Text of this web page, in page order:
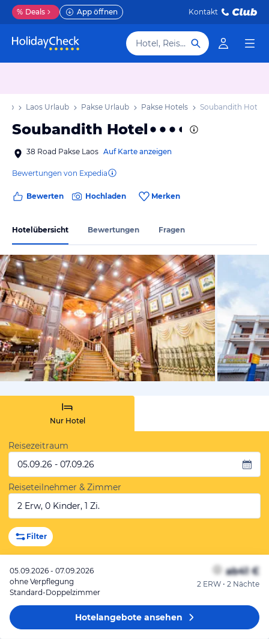
% Deals App öffnen Kontakt
Hotel, Reiseziel
Laos Urlaub Pakse Urlaub Pakse Hotels Soubandith Hotel
Soubandith Hotel
38 Road Pakse Laos Auf Karte anzeigen
Bewertungen von Expedia
Bewerten Hochladen Merken
Hotelübersicht Bewertungen Fragen
von
Nur Hotel
Reisezeitraum
05.09.26 - 07.09.26
Reiseteilnehmer & Zimmer
2 Erw, 0 Kinder, 1 Zi.
Filter
05.09.2026 - 07.09.2026
ohne Verpflegung
Standard-Doppelzimmer
ab41 €
2 ERW • 2 Nächte
Hotelangeboteansehen